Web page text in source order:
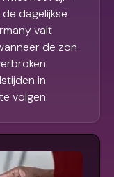
dagelijkse
valt
de zon
in
volgen.